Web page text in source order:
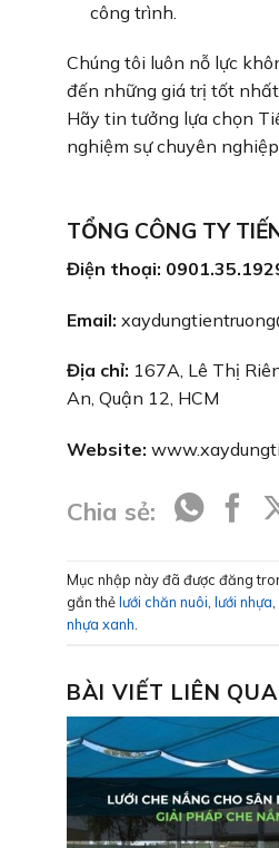
công trình.
Chúng tôi luôn nỗ lực
đến những giá trị tốt
Hãy tin tưởng lựa chọn
nghiệm sự chuyên
TỔNG CÔNG TY
Điện thoại:
Email:
Địa chỉ: 167A, Lê Thị
An, Quận 12, HCM
Website:
Chia sẻ:
Mục nhập này đã được đăng
gắn thẻlưới chăn nuôi, lưới nhựa,
nhựa xanh.
BÀI VIẾT LIÊN